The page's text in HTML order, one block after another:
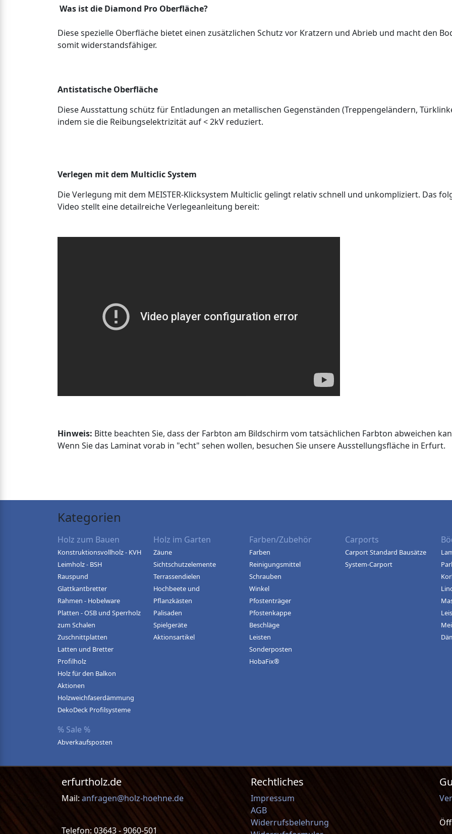
Was ist die Diamond Pro Oberfläche?
Diese spezielle Oberfläche bietet einen zusätzlichen Schutz vor Kratzern und Abrieb und macht den
somit widerstandsfähiger.
Antistatische Oberfläche
Diese Ausstattung schütz für Entladungen an metallischen Gegenständen (Treppengeländern,
indem sie die Reibungselektrizität auf < 2kV reduziert.
Verlegen mit dem Multiclic System
Die Verlegung mit dem MEISTER-Klicksystem Multiclic gelingt relativ schnell und unkompliziert. Das
Video stellt eine detailreiche Verlegeanleitung bereit:
Hinweis: Bitte beachten Sie, dass der Farbton am Bildschirm vom tatsächlichen Farbton abweichen
Wenn Sie das Laminat vorab in "echt" sehen wollen, besuchen Sie unsere Ausstellungsfläche in Erfurt.
Kategorien
Holz zum Bauen
Konstruktionsvollholz - KVH
Leimholz - BSH
Rauspund
Glattkantbretter
Rahmen - Hobelware
Platten - OSB und Sperrholz
zum Schalen
Zuschnittplatten
Latten und Bretter
Profilholz
Holz für den Balkon
Aktionen
Holzweichfaserdämmung
DekoDeck Profilsysteme
Holz im Garten
Zäune
Sichtschutzelemente
Terrassendielen
Hochbeete und
Pflanzkästen
Palisaden
Spielgeräte
Aktionsartikel
Farben/Zubehör
Farben
Reinigungsmittel
Schrauben
Winkel
Pfostenträger
Pfostenkappe
Beschläge
Leisten
Sonderposten
HobaFix®
Carports
Carport Standard Bausätze
System-Carport
% Sale %
Abverkaufsposten
erfurtholz.de
Mail: anfragen@holz-hoehne.de
Telefon: 03643 - 9060-501
Rechtliches
Impressum
AGB
Widerrufsbelehrung